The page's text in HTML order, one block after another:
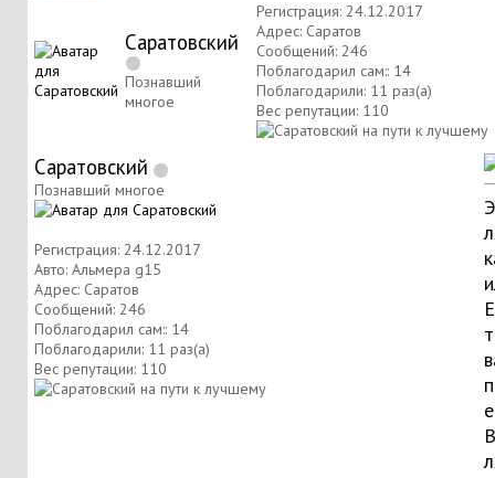
Саратовский
Познавший
многое
Регистрация: 24.12.2017
Адрес: Саратов
Сообщений: 246
Поблагодарил сам:: 14
Поблагодарили: 11 раз(а)
Вес репутации: 110
Саратовский
Познавший многое
Регистрация: 24.12.2017
Авто: Альмера g15
Адрес: Саратов
Сообщений: 246
Поблагодарил сам:: 14
Поблагодарили: 11 раз(а)
Вес репутации: 110